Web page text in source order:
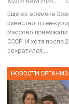
Еще во времена
известного гей-
массово приезжали
СССР. И хотя после
сократился,…